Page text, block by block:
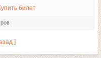
билет
]